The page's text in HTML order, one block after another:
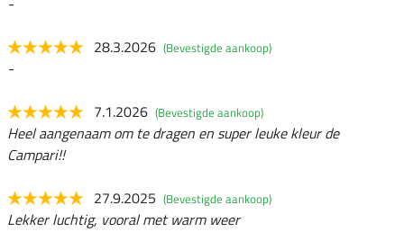
28.3.2026 (Bevestigde aankoop)
-
7.1.2026 (Bevestigde aankoop)
Heel aangenaam om te dragen en super leuke kleur de
Campari!!
27.9.2025 (Bevestigde aankoop)
Lekker luchtig, vooral met warm weer